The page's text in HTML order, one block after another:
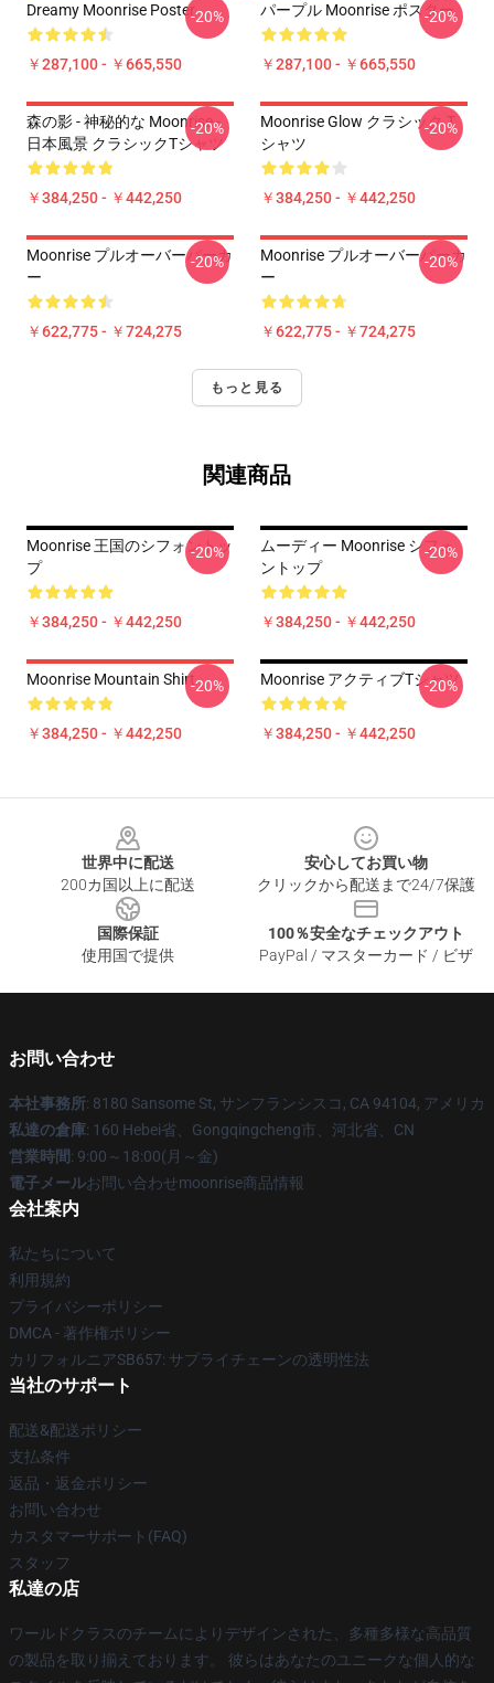
Dreamy Moonrise Poster
￥287,100 - ￥665,550
-20% パープル Moonrise ポスター
￥287,100 - ￥665,550
-20%
森の影 - 神秘的な Moonrise -
日本風景 クラシックTシャツ
￥384,250 - ￥442,250
-20%
Moonrise Glow クラシック T
シャツ
￥384,250 - ￥442,250
-20%
Moonrise プルオーバーパーカ
ー
￥622,775 - ￥724,275
-20%
Moonrise プルオーバーパーカ
ー
￥622,775 - ￥724,275
-20%
もっと見る
関連商品
Moonrise 王国のシフォントッ
プ
￥384,250 - ￥442,250
-20%
ムーディー Moonrise シフォ
ントップ
￥384,250 - ￥442,250
-20%
Moonrise Mountain Shirt
￥384,250 - ￥442,250
-20% Moonrise アクティブTシャツ
￥384,250 - ￥442,250
-20%
世界中に配送
200カ国以上に配送
安心してお買い物
クリックから配送まで24/7保護
国際保証
使用国で提供
100％安全なチェックアウト
PayPal / マスターカード / ビザ
お問い合わせ
本社事務所: 8180 Sansome St, サンフランシスコ, CA 94104, アメリカ
私達の倉庫: 160 Hebei省、Gongqingcheng市、河北省、CN
営業時間: 9:00～18:00(月～金)
電子メールお問い合わせmoonrise商品情報
会社案内
私たちについて
利用規約
プライバシーポリシー
DMCA - 著作権ポリシー
カリフォルニアSB657: サプライチェーンの透明性法
当社のサポート
配送&配送ポリシー
支払条件
返品・返金ポリシー
お問い合わせ
カスタマーサポート(FAQ)
スタッフ
私達の店
ワールドクラスのチームによりデザインされた、多種多様な高品質
の製品を取り揃えております。 彼らはあなたのユニークな個人的な